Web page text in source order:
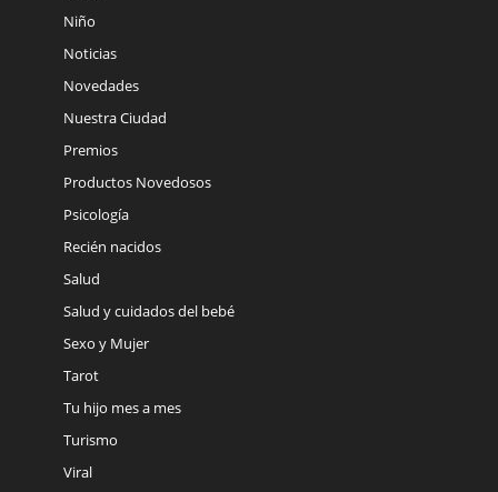
Niño
Noticias
Novedades
Nuestra Ciudad
Premios
Productos Novedosos
Psicología
Recién nacidos
Salud
Salud y cuidados del bebé
Sexo y Mujer
Tarot
Tu hijo mes a mes
Turismo
Viral